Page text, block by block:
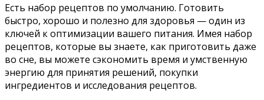
Есть набор рецептов по умолчанию. Готовить
быстро, хорошо и полезно для здоровья — один из
ключей к оптимизации вашего питания. Имея набор
рецептов, которые вы знаете, как приготовить даже
во сне, вы можете сэкономить время и умственную
энергию для принятия решений, покупки
ингредиентов и исследования рецептов.